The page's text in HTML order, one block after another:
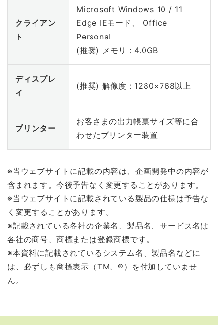
クライアン
ト
Microsoft Windows 10 / 11
Edge IEモード、 Office
Personal
(推奨) メモリ : 4.0GB
ディスプレ
イ
(推奨) 解像度 : 1280×768以上
プリンター
お客さまの出力帳票サイズ等に合
わせたプリンター装置
※当ウェブサイトに記載の内容は、企画開発中の内容が
含まれます。今後予告なく変更することがあります。
※当ウェブサイトに記載されている製品の仕様は予告な
く変更することがあります。
※記載されている各社の企業名、製品名、サービス名は
各社の商号、商標または登録商標です。
※本資料に記載されているシステム名、製品名などに
は、必ずしも商標表示（TM、®）を付加していませ
ん。